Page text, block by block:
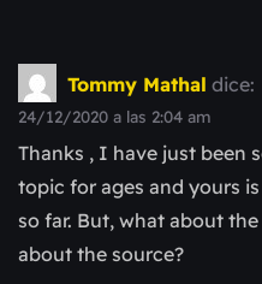
Tommy Mathal dice:
24/12/2020 a las 2:04 am
Thanks , I have just been
topic for ages and yours
so far. But, what about
about the source?